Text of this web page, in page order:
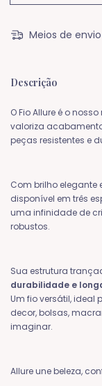
Meios de envio
Descrição
O Fio Allure é o
valoriza
peças resistentes e
Com brilho elegante
disponível em três
uma infinidade de
robustos.
Sua estrutura
durabilidade e
Um fio versátil, ideal
decor, bolsas,
imaginar.
Allure une beleza,